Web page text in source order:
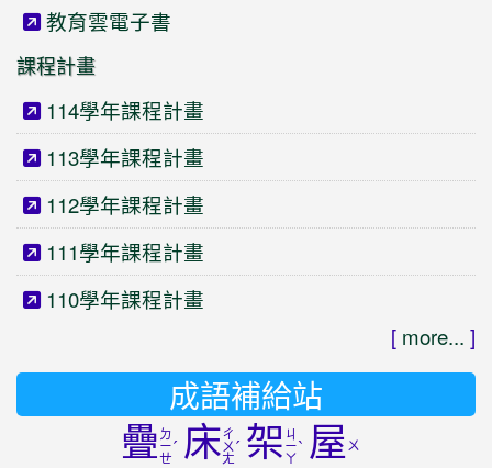
教育雲電子書
課程計畫
114學年課程計畫
113學年課程計畫
112學年課程計畫
111學年課程計畫
110學年課程計畫
[ more... ]
成語補給站
疊 ㄉ
ㄧ
ㄝ
ˊ 床ㄔ
ㄨ
ㄤ
ˊ 架 ㄐ
ㄧ
ㄚ
ˋ 屋 ㄨ